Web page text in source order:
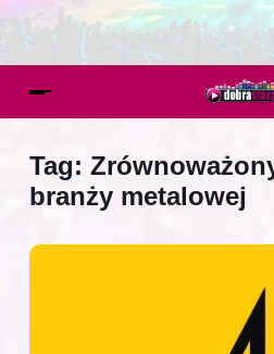
Tag:
branży metalowej